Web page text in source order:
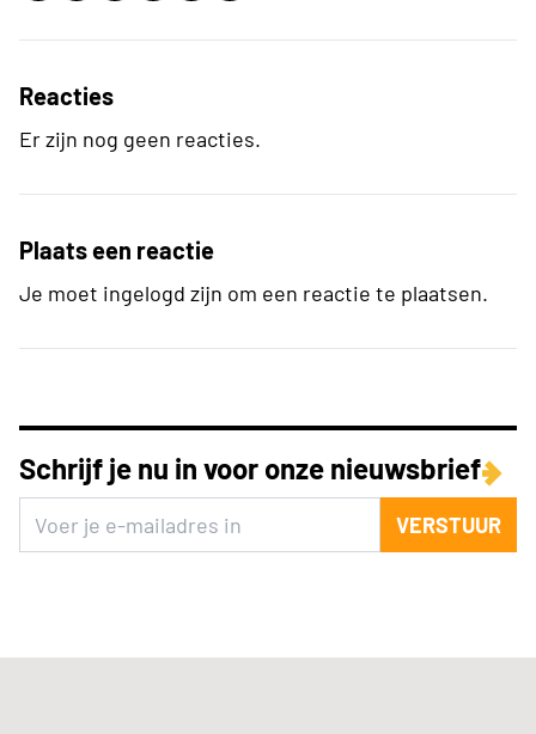
Reacties
Er zijn nog geen reacties.
Plaats een reactie
Je moet ingelogd zijn om een reactie te plaatsen.
Schrijf je nu in voor onze nieuwsbrief
VERSTUUR